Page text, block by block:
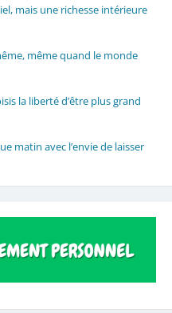
mais une richesse intérieure
même quand le monde
la liberté d’être plus grand
matin avec l’envie de laisser